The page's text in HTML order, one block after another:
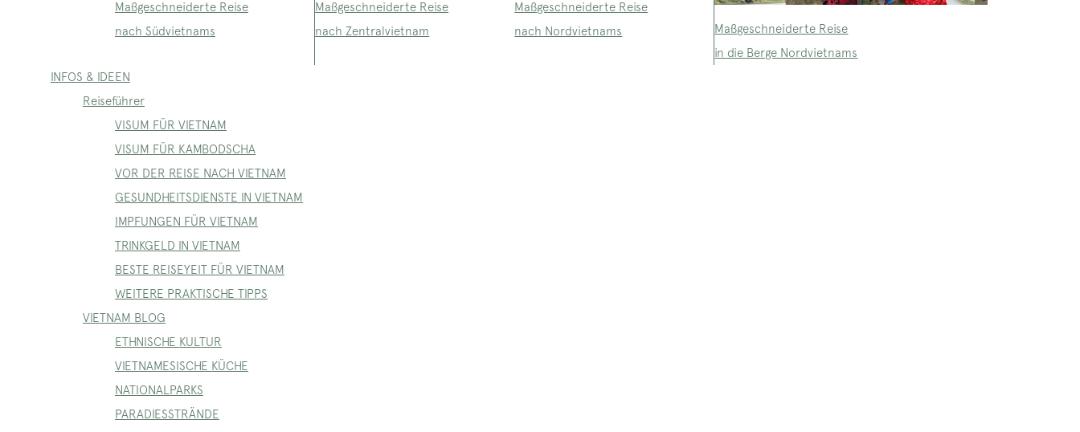
Maßgeschneiderte Reise
nach Südvietnams
Maßgeschneiderte Reise
nach Zentralvietnam
Maßgeschneiderte Reise
nach Nordvietnams
Maßgeschneiderte Reise
in die Berge Nordvietnams
INFOS & IDEEN
Reiseführer
VISUM FÜR VIETNAM
VISUM FÜR KAMBODSCHA
VOR DER REISE NACH VIETNAM
GESUNDHEITSDIENSTE IN VIETNAM
IMPFUNGEN FÜR VIETNAM
TRINKGELD IN VIETNAM
BESTE REISEYEIT FÜR VIETNAM
WEITERE PRAKTISCHE TIPPS
VIETNAM BLOG
ETHNISCHE KULTUR
VIETNAMESISCHE KÜCHE
NATIONALPARKS
PARADIESSTRÄNDE